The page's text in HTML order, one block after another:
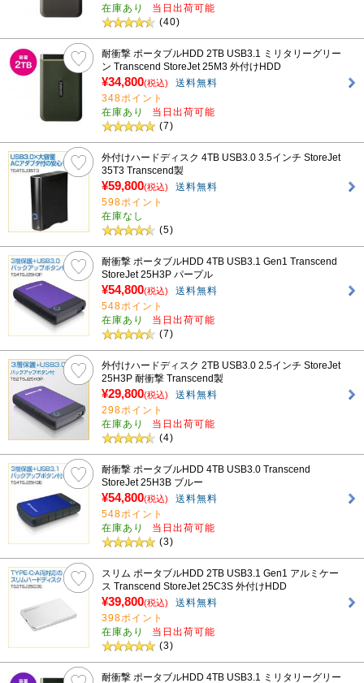
在庫あり
当日出荷可能
(40)
耐衝撃 ポータブルHDD 2TB USB3.1 ミリタリーグリー
ン Transcend StoreJet 25M3 外付けHDD
¥34,800(税込)
送料無料
348ポイント
在庫あり
当日出荷可能
(7)
外付けハードディスク 4TB USB3.0 3.5インチ StoreJet
35T3 Transcend製
¥59,800(税込)
送料無料
598ポイント
在庫なし
(5)
耐衝撃 ポータブルHDD 4TB USB3.1 Gen1 Transcend
StoreJet 25H3P パープル
¥54,800(税込)
送料無料
548ポイント
在庫あり
当日出荷可能
(7)
外付けハードディスク 2TB USB3.0 2.5インチ StoreJet
25H3P 耐衝撃 Transcend製
¥29,800(税込)
送料無料
298ポイント
在庫あり
当日出荷可能
(4)
耐衝撃 ポータブルHDD 4TB USB3.0 Transcend
StoreJet 25H3B ブルー
¥54,800(税込)
送料無料
548ポイント
在庫あり
当日出荷可能
(3)
スリム ポータブルHDD 2TB USB3.1 Gen1 アルミケー
ス Transcend StoreJet 25C3S 外付けHDD
¥39,800(税込)
送料無料
398ポイント
在庫あり
当日出荷可能
(3)
耐衝撃 ポータブルHDD 4TB USB3.1 ミリタリーグリー